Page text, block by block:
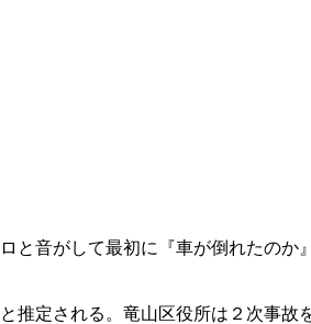
と音がして最初に『車が倒れたのか
推定される。竜山区役所は２次事故